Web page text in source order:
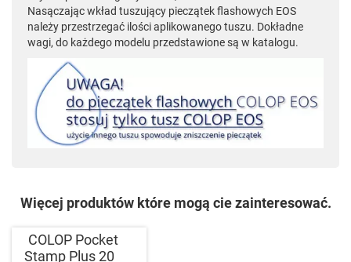
Nasączając wkład tuszujący pieczątek flashowych EOS
należy przestrzegać ilości aplikowanego tuszu. Dokładne
wagi, do każdego modelu przedstawione są w katalogu.
Więcej produktów które mogą cie zainteresować.
COLOP Pocket
Stamp Plus 20